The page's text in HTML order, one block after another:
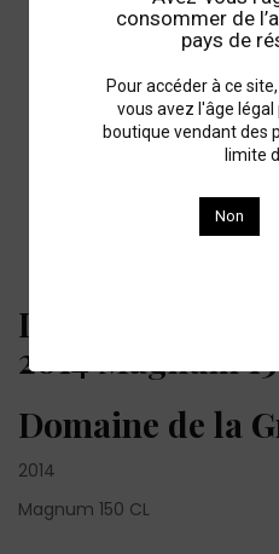
consommer de
pays de
Pour accéder à ce
vous avez l'âge
boutique vendant des
limite
Non
Domaine de la
2014 Magnum
Domaine de la
2014
Magnum 150 CL